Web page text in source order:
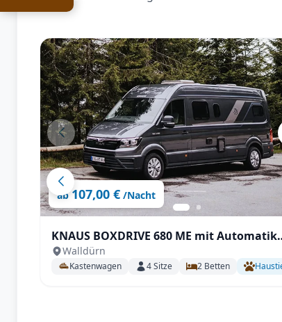
ab 107,00 € /Nacht
KNAUS BOXDRIVE 680 ME mit Automatik
uvm.
Walldürn
Kastenwagen 4Sitze 2 Betten